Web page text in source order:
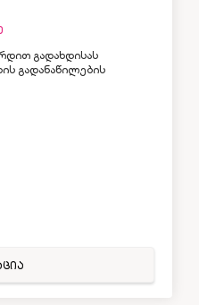
გადახდისას
გადანაწილების